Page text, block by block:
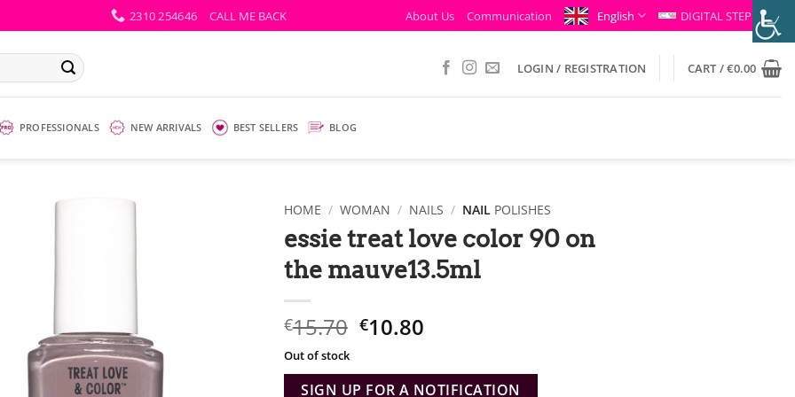
2310 254646 CALL ME BACK About Us Communication English DIGITAL STEP
LOGIN / REGISTRATION CART /€0.00
PROFESSIONALS NEW ARRIVALS BEST SELLERS BLOG
HOME / WOMAN / NAILS / NAIL POLISHES
essie treat love color 90 on
the mauve13.5ml
€15.70 Original
was:
€15.70.
€10.80
τιμή
είναι:
Out of stock
SIGN UP FOR A NOTIFICATION